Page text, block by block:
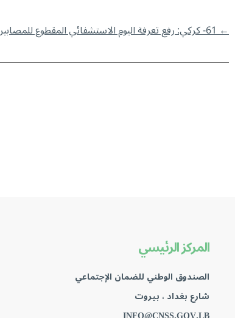
←61- كركي: رفع تعرفة اليوم الاستشفائي المقطوع للمصابين بالحروق
المركز الرئيسي
الصندوق الوطني للضمان الإجتماعي
شارع بغداد ، بيروت